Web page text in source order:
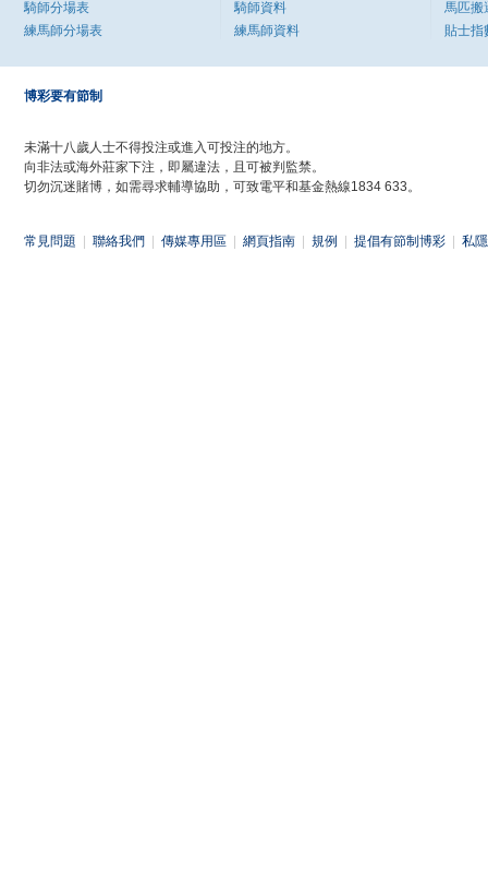
騎師分場表
練馬師分場表
騎師資料
練馬師資料
馬匹搬
貼士指
博彩要有節制
未滿十八歲人士不得投注或進入可投注的地方。
向非法或海外莊家下注，即屬違法，且可被判監禁。
切勿沉迷賭博，如需尋求輔導協助，可致電平和基金熱線1834 633。
常見問題 聯絡我們 傳媒專用區 網頁指南 規例 提倡有節制博彩 私